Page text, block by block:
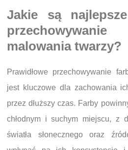
Jakie są
malowania twarzy?
Prawidłowe przechowywanie
jest kluczowe dla zachowania
przez dłuższy czas. Farby
chłodnym i suchym miejscu, z
światła słonecznego oraz